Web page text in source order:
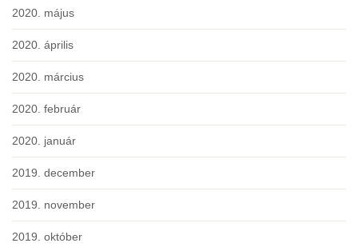
2020. május
2020. április
2020. március
2020. február
2020. január
2019. december
2019. november
2019. október